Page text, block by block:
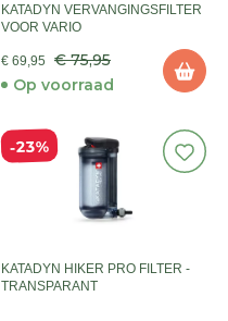
KATADYN VERVANGINGSFILTER
VOOR VARIO
€ 69,95
€ 75,95
Op voorraad
23%
KATADYN HIKER PRO FILTER -
TRANSPARANT